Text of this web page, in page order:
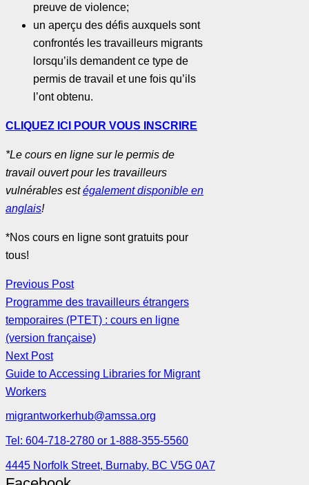
preuve de violence;
un aperçu des défis auxquels sont
confrontés les travailleurs migrants
lorsqu’ils demandent ce type de
permis de travail et une fois qu’ils
l’ont obtenu.
CLIQUEZ ICI POUR VOUS INSCRIRE
*Le cours en ligne sur le permis de
travail ouvert pour les travailleurs
vulnérables estégalement disponible en
anglais!
*Nos cours en ligne sont gratuits pour
tous!
Previous Post
Programme des travailleurs étrangers
temporaires (PTET) : cours en ligne
(version française)
Next Post
Guide to Accessing Libraries for Migrant
Workers
migrantworkerhub@amssa.org
Tel: 604-718-2780 or 1-888-355-5560
4445 Norfolk Street, Burnaby, BC V5G 0A7